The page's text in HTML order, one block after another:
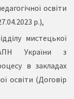
освіти
р.),
мистецької
України з
в закладах
освіти (Договір